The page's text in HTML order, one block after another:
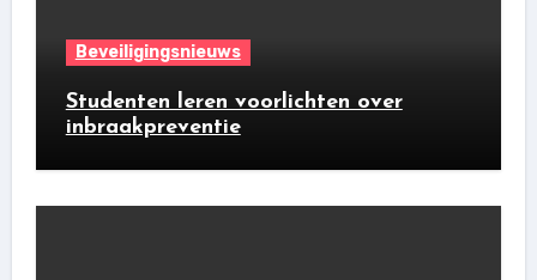
Beveiligingsnieuws
Studenten leren voorlichten over
inbraakpreventie